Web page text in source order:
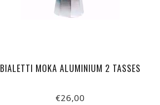
BIALETTI MOKA ALUMINIUM 2 TASSES
€26,00